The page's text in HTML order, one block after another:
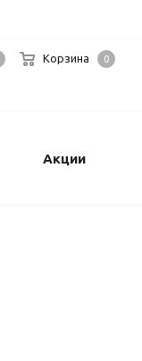
Корзина 0
Акции